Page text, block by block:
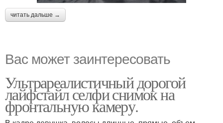
читать дальше →
Вас может заинтересовать
Ультрареалистичный дорогой
лайфстайл селфи снимок на
фронтальную камеру.